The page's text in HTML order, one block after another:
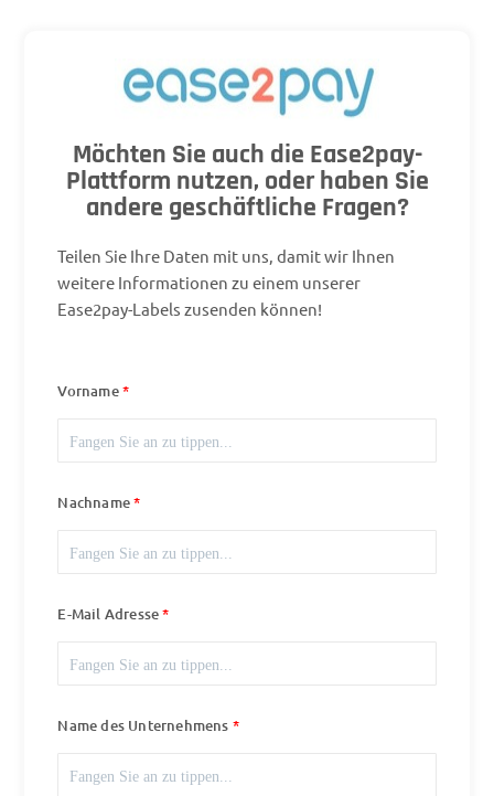
Möchten Sie auch die Ease2pay-
Plattform nutzen, oder haben Sie
andere geschäftliche Fragen?
Teilen Sie Ihre Daten mit uns, damit wir Ihnen
weitere Informationen zu einem unserer
Ease2pay-Labels zusenden können!
Vorname
Nachname
E-Mail Adresse
Name des Unternehmens